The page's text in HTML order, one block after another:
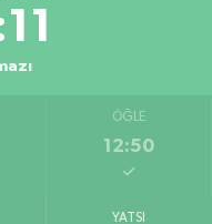
ÖĞLE
12:50
YATSI